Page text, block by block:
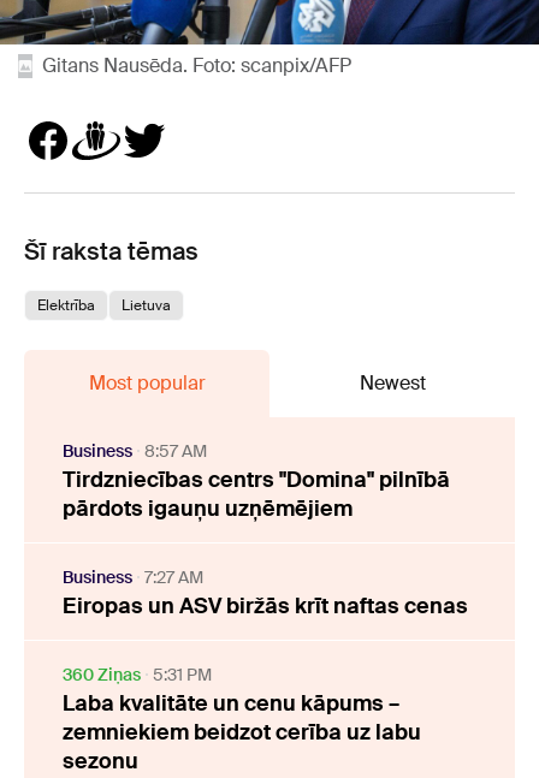
Gitans Nausēda. Foto: scanpix/AFP
Šī raksta tēmas
Elektrība Lietuva
Most popular Newest
Business 8:57 AM
Tirdzniecības centrs "Domina" pilnībā
pārdots igauņu uzņēmējiem
Business 7:27 AM
Eiropas un ASV biržās krīt naftas cenas
360 Ziņas 5:31 PM
Laba kvalitāte un cenu kāpums –
zemniekiem beidzot cerība uz labu
sezonu